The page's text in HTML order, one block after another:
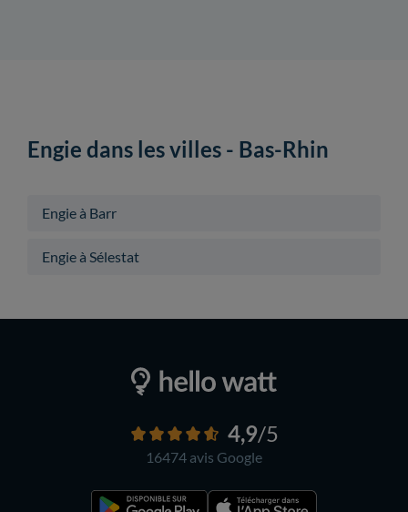
Engie dans les villes - Bas-Rhin
Engie à Barr
Engie à Sélestat
4,9/5
16474 avis Google